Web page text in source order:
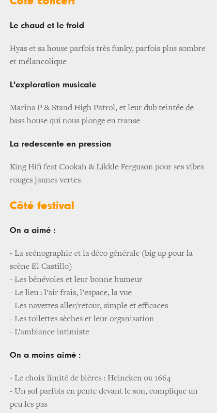
Le chaud et le froid
Hyas et sa house parfois très funky, parfois plus sombre
et mélancolique
L'exploration musicale
Marina P & Stand High Patrol, et leur dub teintée de
bass house qui nous plonge en transe
La redescente en pression
King Hifi feat Cookah & Likkle Ferguson pour ses vibes
rouges jaunes vertes
Côté festival
On a aimé :
- La scénographie et la déco générale (big up pour la
scène El Castillo)
- Les bénévoles et leur bonne humeur
- Le lieu : l’air frais, l’espace, la vue
- Les navettes aller/retour, simple et efficaces
- Les toilettes sèches et leur organisation
- L’ambiance intimiste
On a moins aimé :
- Le choix limité de bières : Heineken ou 1664
- Un sol parfois en pente devant le son, complique un
peu les pas